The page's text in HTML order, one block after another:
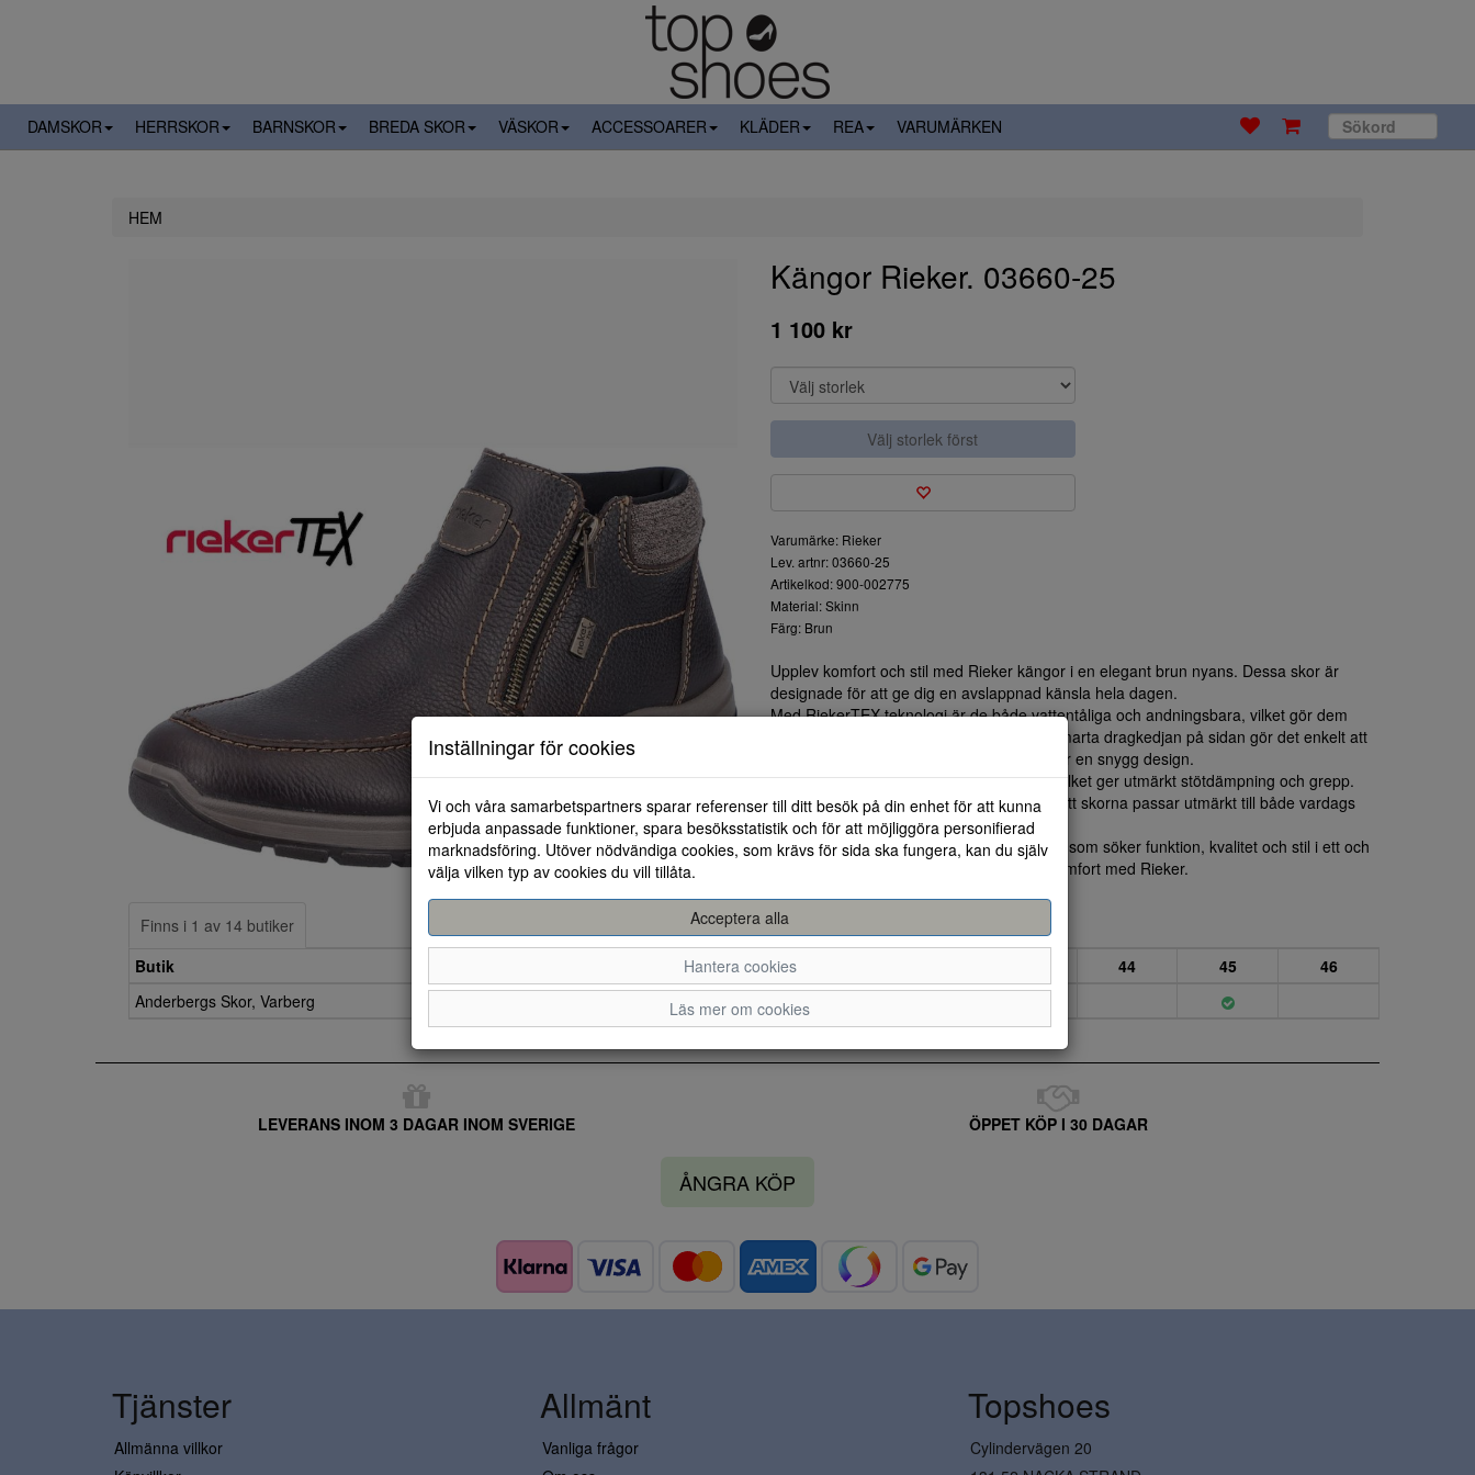
DAMSKOR HERRSKOR BARNSKOR BREDA SKOR VÄSKOR ACCESSOARER KLÄDER REA VARUMÄRKEN
HEM
Kängor Rieker. 03660-25
1 100 kr
Välj storlek först
Varumärke: Rieker
Lev. artnr: 03660-25
Artikelkod: 900-002775
Material: Skinn
Färg: Brun
Upplev komfort och stil med Rieker kängor i en elegant brun nyans. Dessa skor är
designade för att ge dig en avslappnad känsla hela dagen.
Med RiekerTEX-teknologi är de både vattentåliga och andningsbara, vilket gör dem
perfekta för alla väderförhållanden. Den smarta dragkedjan på sidan gör det enkelt att
ta på och av skorna, samtidigt som den ger en snygg design.
Sulan är gjord av lätt och flexibel gummi, vilket ger utmärkt stötdämpning och grepp.
Den stiliga sömningen och detaljerna gör att skorna passar utmärkt till både vardags
och mer eleganta tillfällen.
Dessa kängor är det perfekta valet för den som söker funktion, kvalitet och stil i ett och
samma paket. Ta steget in i en värld av komfort med Rieker.
Finns i 1 av 14 butiker
Butik
44 45
46
Anderbergs Skor, Varberg
LEVERANS INOM 3 DAGAR INOM SVERIGE ÖPPET KÖP I 30 DAGAR
ÅNGRA KÖP
Inställningar för cookies
Vi och våra samarbetspartners sparar referenser till ditt besök på din enhet för att kunna
erbjuda anpassade funktioner, spara besöksstatistik och för att möjliggöra personifierad
marknadsföring. Utöver nödvändiga cookies, som krävs för sida ska fungera, kan du själv
välja vilken typ av cookies du vill tillåta.
Acceptera alla
Hantera cookies
Läs mer om cookies
Tjänster
Allmänna villkor
Allmänt
Vanliga frågor
Topshoes
Cylindervägen 20